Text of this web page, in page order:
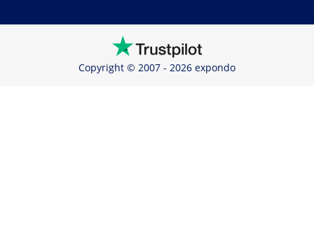
Copyright © 2007 - 2026 expondo